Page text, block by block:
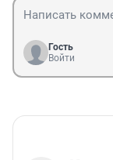
Гость
Войти